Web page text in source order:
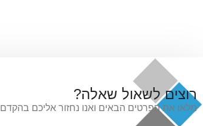
רוצים לשאול שאלה?
מלאו את הפרטים הבאים ואנו נחזור אליכם בהקדם